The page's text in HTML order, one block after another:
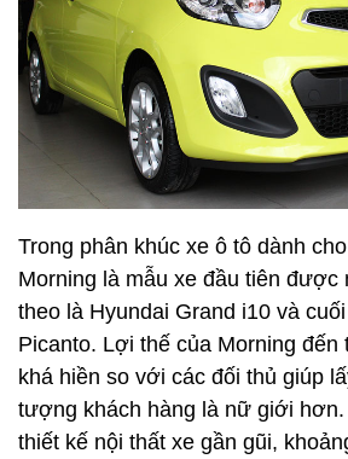
Trong phân khúc xe ô tô dành
Morning là mẫu xe đầu tiên được
theo là Hyundai Grand i10 và
Picanto. Lợi thế của Morning đến
khá hiền so với các đối thủ giúp
tượng khách hàng là nữ giới hơn.
thiết kế nội thất xe gần gũi,